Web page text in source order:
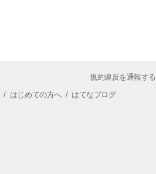
規約違反を通報する
/ はじめての方へ/ はてなブログ